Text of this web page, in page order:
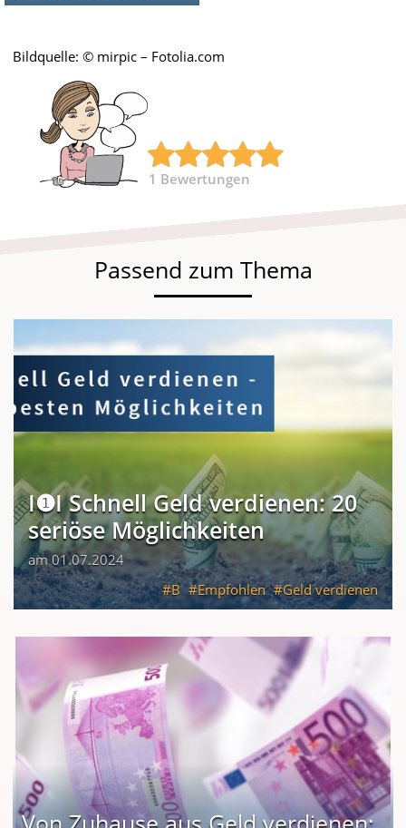
Bildquelle: © mirpic – Fotolia.com
1 Bewertungen
Passend zum Thema
I❶I Schnell Geld verdienen: 20
seriöse Möglichkeiten
am 01.07.2024
B
Empfohlen Geld verdienen